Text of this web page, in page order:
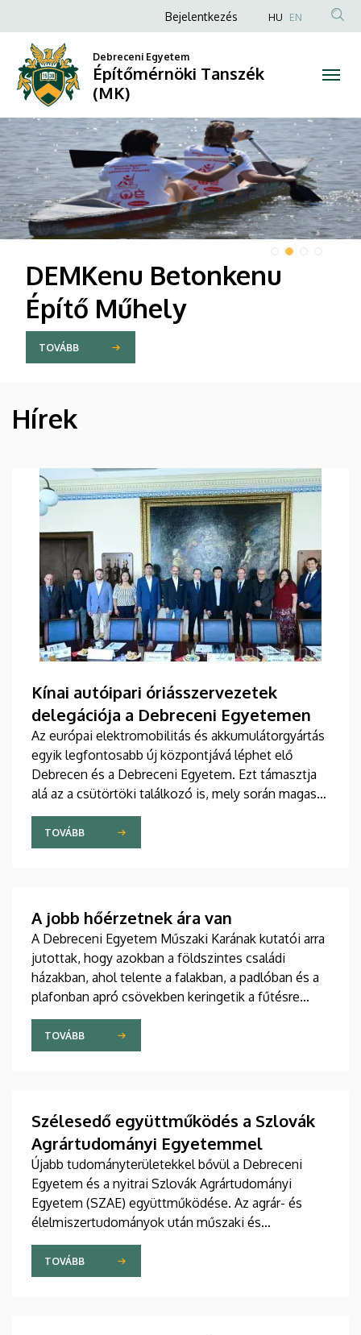
Tanszék
(MK)
Anonim
fiók
menüje
Bejelentkezés HU EN
Debreceni Egyetem
Építőmérnöki Tanszék
(MK)
DIAVETÍTÉS
DEMKenu Betonkenu
Építő Műhely
TOVÁBB
HÍREK
Hírek
Kínai autóipari óriásszervezetek
delegációja a Debreceni Egyetemen
Az európai elektromobilitás és akkumulátorgyártás
egyik legfontosabb új központjává léphet elő
Debrecen és a Debreceni Egyetem. Ezt támasztja
alá az a csütörtöki találkozó is, mely során magas
rangú kínai delegációt fogadtak az intézmény
vezetői a Főépület Rektori Tanácstermében. A
megbeszélés fókuszában az egyetem hivatalos
TOVÁBB
A jobb hőérzetnek ára van
A Debreceni Egyetem Műszaki Karának kutatói arra
jutottak, hogy azokban a földszintes családi
házakban, ahol telente a falakban, a padlóban és a
plafonban apró csövekben keringetik a fűtésre
használt melegvizet, az egyenletesebb eloszlás
miatt jobb ugyan a hőérzet, mint egy radiátoros
épületben, ugyanakkor az előbbi fűtési megoldás
TOVÁBB
Szélesedő együttműködés a Szlovák
Agrártudományi Egyetemmel
Újabb tudományterületekkel bővül a Debreceni
Egyetem és a nyitrai Szlovák Agrártudományi
Egyetem (SZAE) együttműködése. Az agrár- és
élelmiszertudományok után műszaki és
gazdaságtudományi területeken is szorosabbra fűzi
viszonyát a két intézmény. A mások mellett
oktató- és hallgatócseréről, közös konferenciákról
TOVÁBB